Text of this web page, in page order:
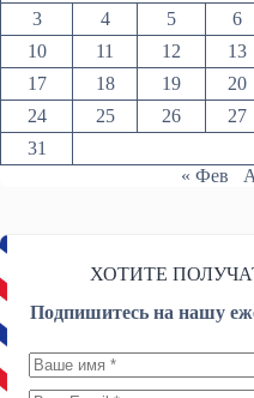
3
4 5 6
10
11 12 13
17
18 19 20
24
25 26 27
31
« Фев
ХОТИТЕ
Подпишитесь на нашу